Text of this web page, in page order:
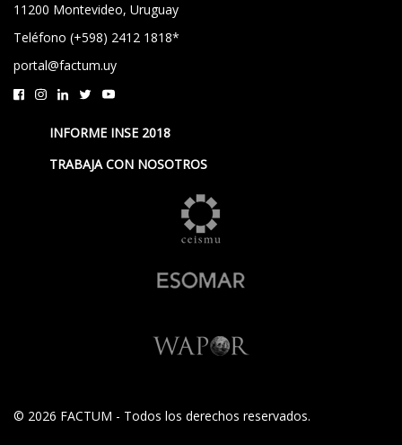
11200 Montevideo, Uruguay
Teléfono (+598) 2412 1818*
portal@factum.uy
INFORME INSE 2018
TRABAJA CON NOSOTROS
© 2026 FACTUM - Todos los derechos reservados.